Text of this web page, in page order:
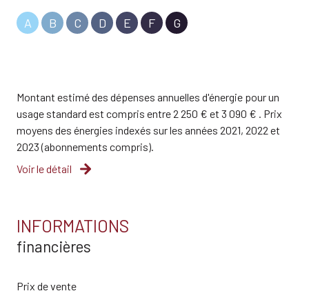
A B C D E F G
Montant estimé des dépenses annuelles d'énergie pour un
usage standard est compris entre 2 250 € et 3 090 € . Prix
moyens des énergies indexés sur les années 2021, 2022 et
2023 (abonnements compris).
Voir le détail
INFORMATIONS
financières
Prix de vente